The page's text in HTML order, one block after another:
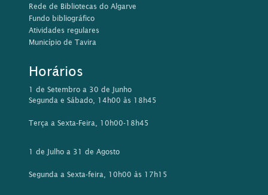
Rede de Bibliotecas do Algarve
Fundo bibliográfico
Atividades regulares
Município de Tavira
Horários
1 de Setembro a 30 de Junho
Segunda e Sábado, 14h00 às 18h45
Terça a Sexta-Feira, 10h00-18h45
1 de Julho a 31 de Agosto
Segunda a Sexta-feira, 10h00 às 17h15